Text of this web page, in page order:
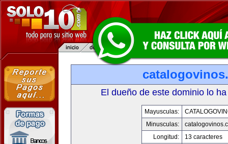
El dueño de este dominio lo
Mayusculas:
Minusculas:
Longitud:
13 caracteres